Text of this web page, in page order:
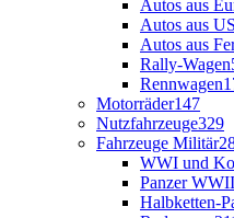
Autos aus
Autos aus
Autos aus
Rally-Wagen
Rennwagen
Motorräder147
Nutzfahrzeuge329
Fahrzeuge Militär
WWI und
Panzer WWII
Halbketten-